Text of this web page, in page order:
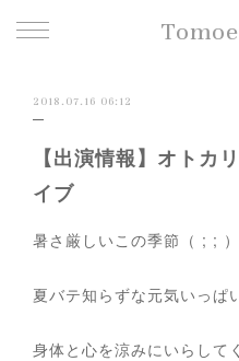
2018.07.16 06:12
【出演情報】オトカ
イブ
暑さ厳しいこの季節（ ; ; ）
夏バテ知らずな元気いっぱ
身体と心を涼みにいらして